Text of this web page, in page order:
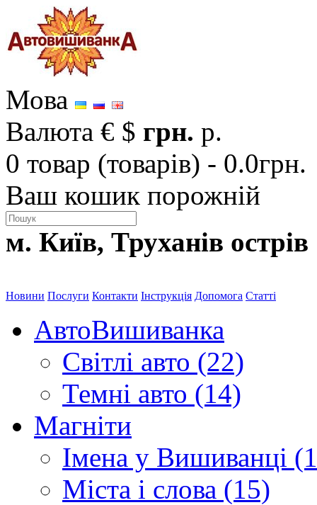
Мова
Валюта € $ грн. р.
0 товар (товарів) - 0.0грн.
Ваш кошик порожній
м. Київ, Труханів острів
Новини Послуги Контакти Інструкція Допомога Статті
АвтоВишиванка
Світлі авто (22)
Темні авто (14)
Магніти
Імена у Вишиванці
Міста і слова (15)